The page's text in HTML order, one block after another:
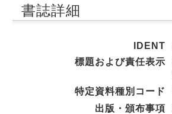
書誌詳細
IDENT
標題および責任表示
特定資料種別コード
出版・頒布事項